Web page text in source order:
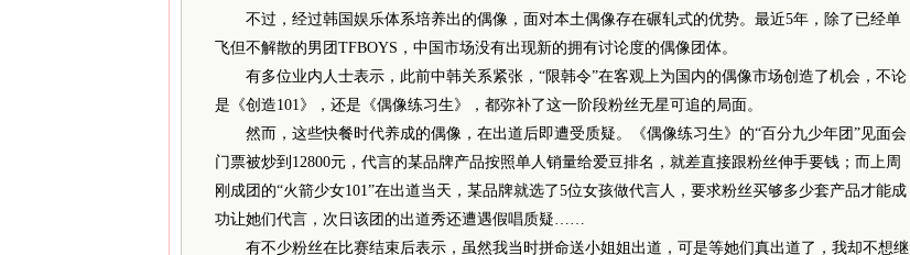
不过，经过韩国娱乐体系培养出的偶像，面对本土偶像存在碾轧式的优势。最近5年，除了已经单
飞但不解散的男团TFBOYS，中国市场没有出现新的拥有讨论度的偶像团体。
有多位业内人士表示，此前中韩关系紧张，“限韩令”在客观上为国内的偶像市场创造了机会，不论
是《创造101》，还是《偶像练习生》，都弥补了这一阶段粉丝无星可追的局面。
然而，这些快餐时代养成的偶像，在出道后即遭受质疑。《偶像练习生》的“百分九少年团”见面会
门票被炒到12800元，代言的某品牌产品按照单人销量给爱豆排名，就差直接跟粉丝伸手要钱；而上周
刚成团的“火箭少女101”在出道当天，某品牌就选了5位女孩做代言人，要求粉丝买够多少套产品才能成
功让她们代言，次日该团的出道秀还遭遇假唱质疑……
有不少粉丝在比赛结束后表示，虽然我当时拼命送小姐姐出道，可是等她们真出道了，我却不想继